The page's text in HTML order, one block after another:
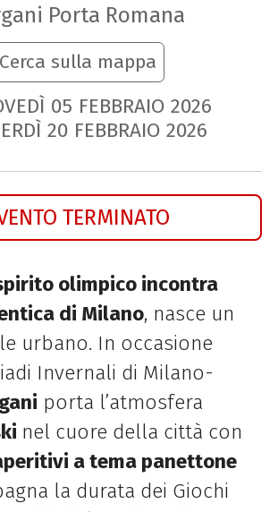
Porta Romana
Cerca sulla mappa
05 FEBBRAIO 2026
20 FEBBRAIO 2026
TERMINATO
olimpico incontra
di Milano, nasce un
urbano. In occasione
Invernali di Milano-
porta l’atmosfera
nel cuore della città con
a tema panettone
la durata dei Giochi